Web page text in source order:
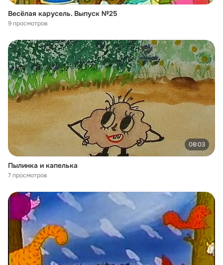
Весёлая карусель. Выпуск №25
9 просмотров
08:03
Пылинка и капелька
7 просмотров